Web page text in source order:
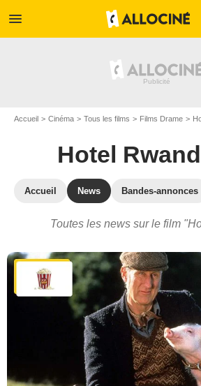
menu
Accueil Cinéma Tous les films Films Drame
Hotel
Accueil News Bandes-annonces
Toutes les news sur le film